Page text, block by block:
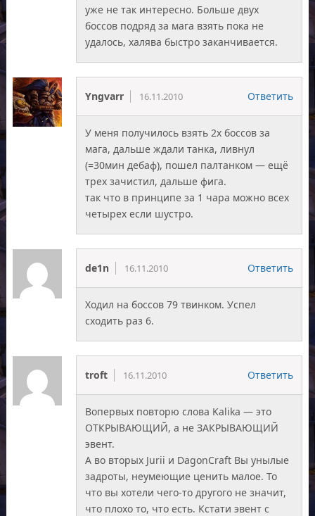
уже не так интересно. Больше двух
боссов подряд за мага взять пока не
удалось, халява быстро заканчивается.
Yngvarr 16.11.2010 Ответить
У меня получилось взять 2х боссов за
мага, дальше ждали танка, ливнул
(=30мин дебаф), пошел палтанком — ещё
трех зачистил, дальше фига.
так что в принципе за 1 чара можно всех
четырех если шустро.
de1n 16.11.2010 Ответить
Ходил на боссов 79 твинком. Успел
сходить раз 6.
troft 16.11.2010 Ответить
Вопервых повторю слова Kalika — это
ОТКРЫВАЮЩИЙ, а не ЗАКРЫВАЮЩИЙ
эвент.
А во вторых Jurii и DagonCraft Вы унылые
задроты, неумеющие ценить малое. То
что вы хотели чего-то другого не значит,
что плохо то, что есть. Кстати эвент с